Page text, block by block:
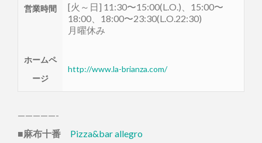
営業時間
[火～日] 11:30〜15:00(L.O.)、15:00〜
18:00、18:00〜23:30(L.O.22:30)
月曜休み
ホームペ
ージ
http://www.la-brianza.com/
—————-
■麻布十番
Pizza&bar allegro